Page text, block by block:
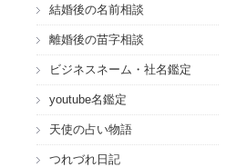
結婚後の名前相談
離婚後の苗字相談
ビジネスネーム・社名鑑定
youtube名鑑定
天使の占い物語
つれづれ日記